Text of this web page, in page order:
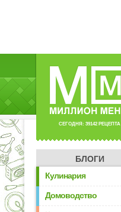
СЕГОДНЯ: 39142 РЕЦЕПТА
БЛОГИ
Кулинария
Домоводство